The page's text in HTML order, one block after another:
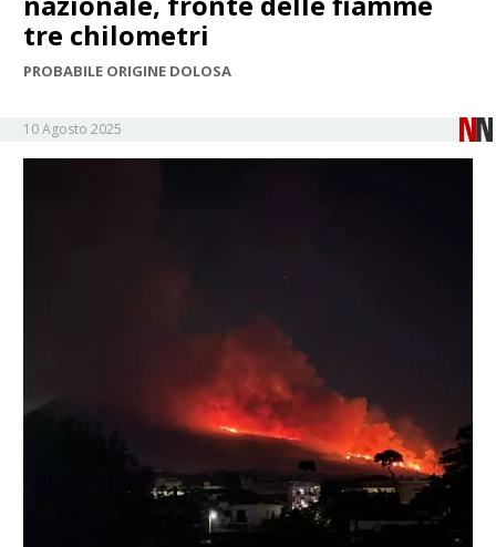
tre chilometri
PROBABILE ORIGINE DOLOSA
10 Agosto 2025